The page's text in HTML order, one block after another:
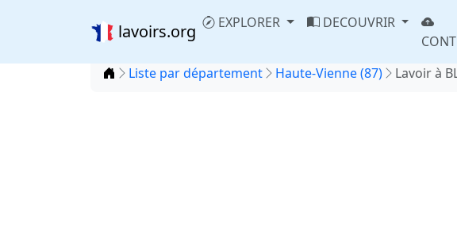
lavoirs.org EXPLORER
DECOUVRIR
Accueil
Liste par département Haute-Vienne (87) Lavoir à